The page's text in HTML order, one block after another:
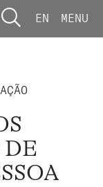
EN MENU
DE